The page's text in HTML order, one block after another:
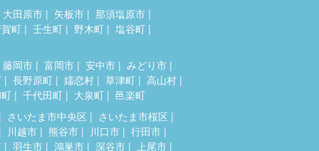
大田原市
矢板市
那須塩原市
町
壬生町 野木町 塩谷町
藤岡市 富岡市 安中市
みどり市
長野原町 嬬恋村 草津町
高山村
千代田町 大泉町
邑楽町
さいたま市中央区
さいたま市桜区
川越市
熊谷市 川口市
行田市
羽生市 鴻巣市 深谷市
上尾市